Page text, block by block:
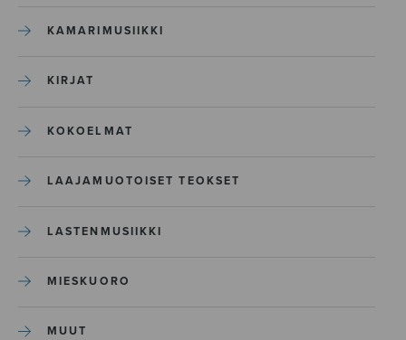
KAMARIMUSIIKKI
KIRJAT
KOKOELMAT
LAAJAMUOTOISET TEOKSET
LASTENMUSIIKKI
MIESKUORO
MUUT